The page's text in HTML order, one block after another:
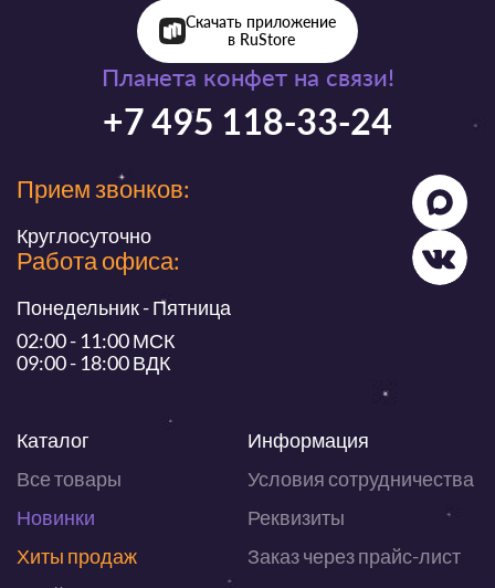
Планета конфет на связи!
+7 495 118-33-24
Прием звонков:
Круглосуточно
Работа офиса:
Понедельник - Пятница
02:00 - 11:00 МСК
09:00 - 18:00 ВДК
Каталог
Все товары
Новинки
Хиты продаж
Информация
Условия сотрудничества
Реквизиты
Заказ через прайс-лист
Скачать приложение
в RuStore